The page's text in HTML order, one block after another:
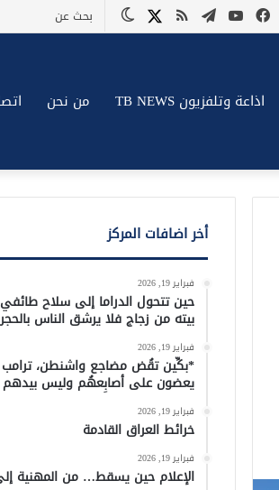
الوضع X ملخص
تيلقراميوتيوب
فيسبوك
اذاعة وتلفزيون TB NEWS من نحن
أخر اضافات المركز
فبراير 19, 2026
حين تتحول الدراما إلى سلاح
بيته من زجاج فلا يرشق الناس بالحجر
فبراير 19, 2026
*بكِّين تقُض مضاجع واشنطن، ترامب
يعضون على أصابِعهُم وليس بيدهم
فبراير 19, 2026
خرائط العراق القادمة
فبراير 19, 2026
الإعلام حين يسقط… من المهنية